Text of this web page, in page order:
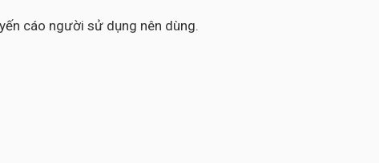
cáo người sử dụng nên dùng.